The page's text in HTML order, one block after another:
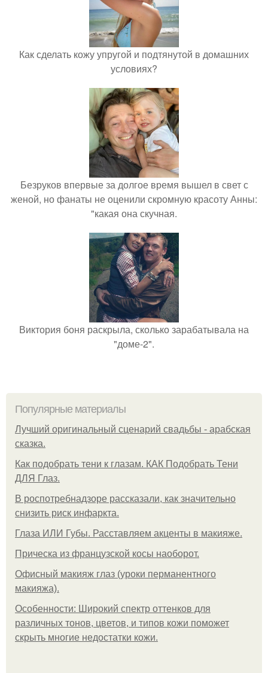
Как сделать кожу упругой и подтянутой в домашних
условиях?
Безруков впервые за долгое время вышел в свет с
женой, но фанаты не оценили скромную красоту Анны:
"какая она скучная.
Виктория боня раскрыла, сколько зарабатывала на
"доме-2".
Популярные материалы
Лучший оригинальный сценарий свадьбы - арабская
сказка.
Как подобрать тени к глазам. КАК Подобрать Тени
ДЛЯ Глаз.
В роспотребнадзоре рассказали, как значительно
снизить риск инфаркта.
Глаза ИЛИ Губы. Расставляем акценты в макияже.
Прическа из французской косы наоборот.
Офисный макияж глаз (уроки перманентного
макияжа).
Особенности: Широкий спектр оттенков для
различных тонов, цветов, и типов кожи поможет
скрыть многие недостатки кожи.